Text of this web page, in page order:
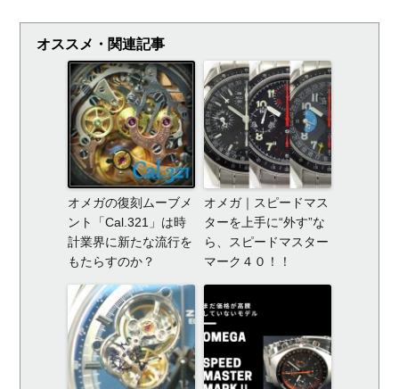
オススメ・関連記事
オメガの復刻ムーブメ
ント「Cal.321」は時
計業界に新たな流行を
もたらすのか？
オメガ｜スピードマス
ターを上手に“外す”な
ら、スピードマスター
マーク４０！！